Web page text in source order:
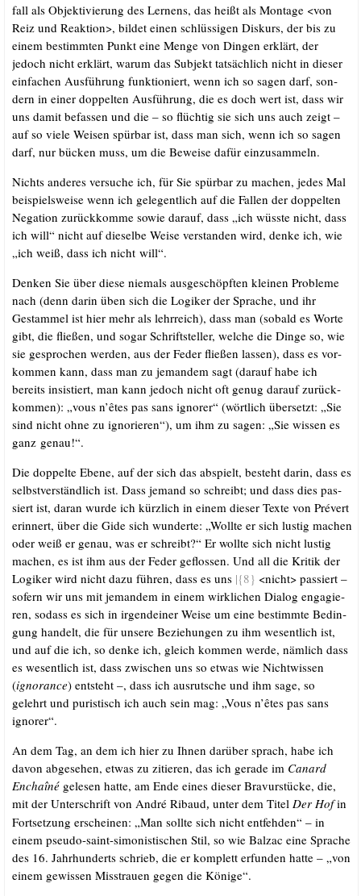
fall als Objek­ti­vie­rung des Ler­nens, das heißt als Mon­ta­ge <von
Reiz und Reak­ti­on>, bil­det einen schlüs­si­gen Dis­kurs, der bis zu
einem bestimm­ten Punkt eine Men­ge von Din­gen erklärt, der
jedoch nicht erklärt, war­um das Sub­jekt tat­säch­lich nicht in die­ser
ein­fa­chen Aus­füh­rung funk­tio­niert, wenn ich so sagen darf, son­
dern in einer dop­pel­ten Aus­füh­rung, die es doch wert ist, dass wir
uns damit befas­sen und die – so flüch­tig sie sich uns auch zeigt –
auf so vie­le Wei­sen spür­bar ist, dass man sich, wenn ich so sagen
darf, nur bücken muss, um die Bewei­se dafür einzusammeln.
Nichts ande­res ver­su­che ich, für Sie spür­bar zu machen, jedes Mal
bei­spiels­wei­se wenn ich gele­gent­lich auf die Fal­len der dop­pel­ten
Nega­ti­on zurück­kom­me sowie dar­auf, dass „ich wüss­te nicht, dass
ich will“ nicht auf die­sel­be Wei­se ver­stan­den wird, den­ke ich, wie
„ich weiß, dass ich nicht will“.
Den­ken Sie über die­se nie­mals aus­ge­schöpf­ten klei­nen Pro­ble­me
nach (denn dar­in üben sich die Logi­ker der Spra­che, und ihr
Gestam­mel ist hier mehr als lehr­reich), dass man (sobald es Wor­te
gibt, die flie­ßen, und sogar Schrift­stel­ler, wel­che die Din­ge so, wie
sie gespro­chen wer­den, aus der Feder flie­ßen las­sen), dass es vor­
kom­men kann, dass man zu jeman­dem sagt (dar­auf habe ich
bereits insis­tiert, man kann jedoch nicht oft genug dar­auf zurück­
kom­men): „vous n’êtes pas sans igno­rer“ (wört­lich über­setzt: „Sie
sind nicht ohne zu igno­rie­ren“), um ihm zu sagen: „Sie wis­sen es
ganz genau!“.
Die dop­pel­te Ebe­ne, auf der sich das abspielt, besteht dar­in, dass es
selbst­ver­ständ­lich ist. Dass jemand so schreibt; und dass dies pas­
siert ist, dar­an wur­de ich kürz­lich in einem die­ser Tex­te von Pré­vert
erin­nert, über die Gide sich wun­der­te: „Woll­te er sich lus­tig machen
oder weiß er genau, was er schreibt?“ Er woll­te sich nicht lus­tig
machen, es ist ihm aus der Feder geflos­sen. Und all die Kri­tik der
Logi­ker wird nicht dazu füh­ren, dass es uns |{8} <nicht> pas­siert –
sofern wir uns mit jeman­dem in einem wirk­li­chen Dia­log enga­gie­
ren, sodass es sich in irgend­ei­ner Wei­se um eine bestimm­te Bedin­
gung han­delt, die für unse­re Bezie­hun­gen zu ihm wesent­lich ist,
und auf die ich, so den­ke ich, gleich kom­men wer­de, näm­lich dass
es wesent­lich ist, dass zwi­schen uns so etwas wie Nicht­wis­sen
(igno­rance) ent­steht –, dass ich aus­rut­sche und ihm sage, so
gelehrt und puris­tisch ich auch sein mag: „Vous n’êtes pas sans
ignorer“.
An dem Tag, an dem ich hier zu Ihnen dar­über sprach, habe ich
davon abge­se­hen, etwas zu zitie­ren, das ich gera­de im Canard
Enchaî­négele­sen hat­te, am Ende eines die­ser Bra­vur­stü­cke, die,
mit der Unter­schrift von André Ribaud, unter dem Titel Der Hofin
Fort­set­zung erschei­nen: „Man soll­te sich nicht ent­feh­den“ – in
einem pseu­do-saint-simo­nis­ti­schen Stil, so wie Bal­zac eine Spra­che
des 16. Jahr­hun­derts schrieb, die er kom­plett erfun­den hat­te – „von
einem gewis­sen Miss­trau­en gegen die Könige“.